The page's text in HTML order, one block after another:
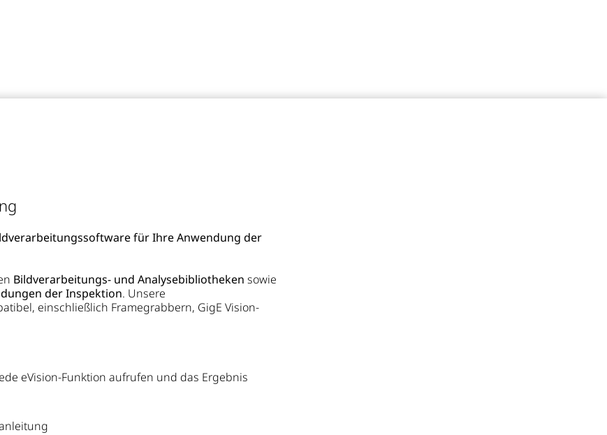
für Ihre Anwendung der
Bildverarbeitungs- und Analysebibliotheken sowie
der Inspektion. Unsere
einschließlich Framegrabbern, GigE Vision-
eVision-Funktion aufrufen und das Ergebnis